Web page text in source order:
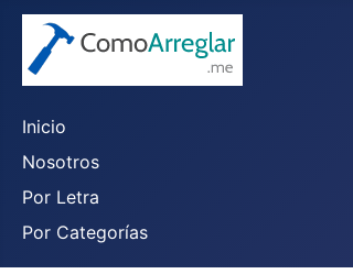
Inicio
Nosotros
Por Letra
Por Categorías